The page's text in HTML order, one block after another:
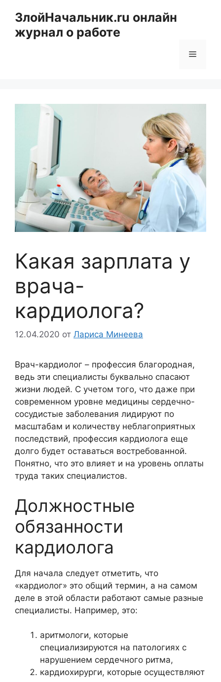
содержимому
ЗлойНачальник.ru онлайн
журнал о работе
Меню
Какая зарплата у
врача-
кардиолога?
12.04.2020 от Лариса Минеева
Врач-кардиолог – профессия благородная,
ведь эти специалисты буквально спасают
жизни людей. С учетом того, что даже при
современном уровне медицины сердечно-
сосудистые заболевания лидируют по
масштабам и количеству неблагоприятных
последствий, профессия кардиолога еще
долго будет оставаться востребованной.
Понятно, что это влияет и на уровень оплаты
труда таких специалистов.
Должностные
обязанности
кардиолога
Для начала следует отметить, что
«кардиолог» это общий термин, а на самом
деле в этой области работают самые разные
специалисты. Например, это:
аритмологи, которые
специализируются на патологиях с
нарушением сердечного ритма,
кардиохирурги, которые осуществляют